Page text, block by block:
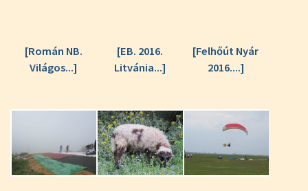
[Román NB.
Világos...]
[EB. 2016.
Litvánia...]
[Felhőút Nyár
2016....]